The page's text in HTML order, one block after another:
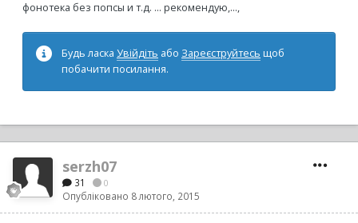
фонотека без попсы и т.д. ... рекомендую,...,
Будь ласка Увійдіть або Зареєструйтесь щоб
побачити посилання.
serzh07
31 0
Опубліковано 8 лютого, 2015